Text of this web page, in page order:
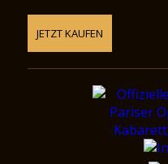
JETZT KAUFEN